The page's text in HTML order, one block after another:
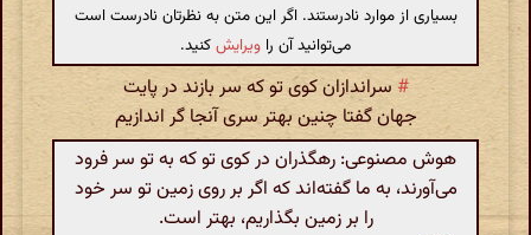
بسیاری از موارد نادرستند. اگر این متن به نظرتان نادرست است
می‌توانید آن را ویرایشکنید.
# سراندازان کوی تو که سر بازند در پایت
جهان گفتا چنین بهتر سری آنجا گر اندازیم
هوش مصنوعی: رهگذران در کوی تو که به تو سر فرود
می‌آورند، به ما گفته‌اند که اگر بر روی زمین تو سر خود
را بر زمین بگذاریم، بهتر است.